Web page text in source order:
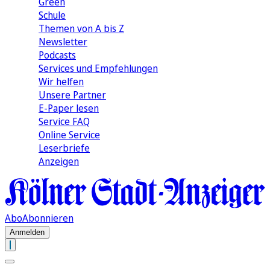
Schule
Themen von A bis Z
Newsletter
Podcasts
Services und Empfehlungen
Wir helfen
Unsere Partner
E-Paper lesen
Service FAQ
Online Service
Leserbriefe
Anzeigen
AboAbonnieren
Anmelden